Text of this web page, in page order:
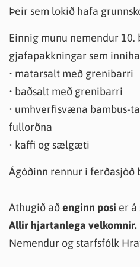
Þeir sem lokið hafa
Einnig munu nemendur
gjafapakkningar sem
• matarsalt með grenibarri
• baðsalt með grenibarri
• umhverfisvæna bambus-
fullorðna
• kaffi og sælgæti
Ágóðinn rennur í ferðasjóð
Athugið aðenginn posi er á
Allir hjartanlega velkomnir.
Nemendur og starfsfólk